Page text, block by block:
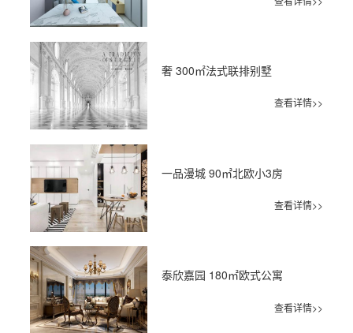
奢 300㎡法式联排别墅
查看详情>>
一品漫城 90㎡北欧小3房
查看详情>>
泰欣嘉园 180㎡欧式公寓
查看详情>>